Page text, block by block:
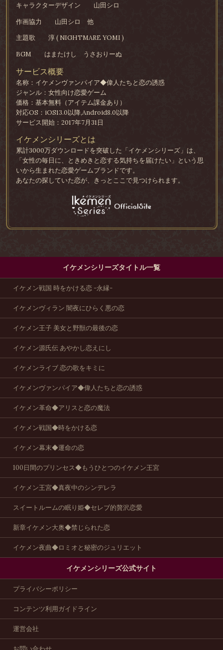
キャラクターデザイン
山田シロ
作画協力
山田シロ 他
主題歌
淳 ( NIGHTMARE YOMI )
BGM
はまたけし うさおりーぬ
サービス概要
名称：イケメンヴァンパイア◆偉人たちと恋の誘惑
ジャンル：女性向け恋愛ゲーム
価格：基本無料（アイテム課金あり）
対応OS：iOS13.0以降,Android8.0以降
サービス開始：2017年7月31日
イケメンシリーズとは
累計3000万ダウンロードを突破した「イケメンシリーズ」は、
「女性の毎日に、ときめきと恋する気持ちを届けたい」という思
いから生まれた恋愛ゲームブランドです。
あなたの探していた恋が、きっとここで見つけられます。
イケメンシリーズタイトル一覧
イケメン戦国 時をかける恋 -永縁-
イケメンヴィラン 闇夜にひらく悪の恋
イケメン王子 美女と野獣の最後の恋
イケメン源氏伝 あやかし恋えにし
イケメンライブ 恋の歌をキミに
イケメンヴァンパイア◆偉人たちと恋の誘惑
イケメン革命◆アリスと恋の魔法
イケメン戦国◆時をかける恋
イケメン幕末◆運命の恋
100日間のプリンセス◆もうひとつのイケメン王宮
イケメン王宮◆真夜中のシンデレラ
スイートルームの眠り姫◆セレブ的贅沢恋愛
新章イケメン大奥◆禁じられた恋
イケメン夜曲◆ロミオと秘密のジュリエット
イケメンシリーズ公式サイト
プライバシーポリシー
コンテンツ利用ガイドライン
運営会社